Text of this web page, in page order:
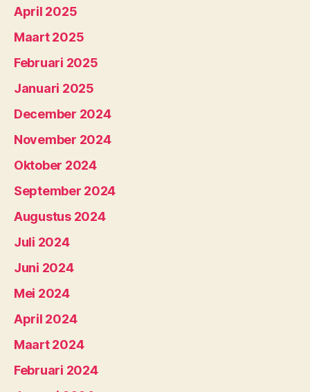
April 2025
Maart 2025
Februari 2025
Januari 2025
December 2024
November 2024
Oktober 2024
September 2024
Augustus 2024
Juli 2024
Juni 2024
Mei 2024
April 2024
Maart 2024
Februari 2024